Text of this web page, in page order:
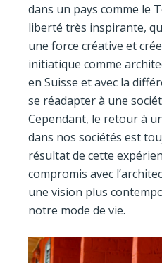
dans un pays comme le
liberté très inspirante,
une force créative et
initiatique comme
en Suisse et avec la
se réadapter à une
Cependant, le retour à
dans nos sociétés est
résultat de cette
compromis avec
une vision plus
notre mode de vie.